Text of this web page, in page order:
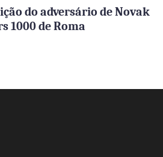
do adversário de Novak
1000 de Roma